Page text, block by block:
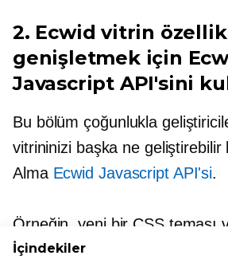
2. Ecwid vitrin
genişletmek için
Javascript API'sini
Bu bölüm çoğunlukla
vitrininizi başka ne geliştirebilir
Alma Ecwid Javascript API'si.
Örneğin, yeni bir CSS teması
oluşturabilir ve bunu Ecwid
İçindekiler